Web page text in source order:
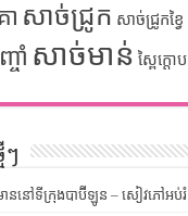
សាច់ជ្រូក សាច់ជ្រូកខ្វៃ
ាំ សាច់មាន់ ស្ពៃក្តោប
ៗ
ាននៅទីក្រុងបាប៊ីឡូន – សៀវភៅអប់រំ